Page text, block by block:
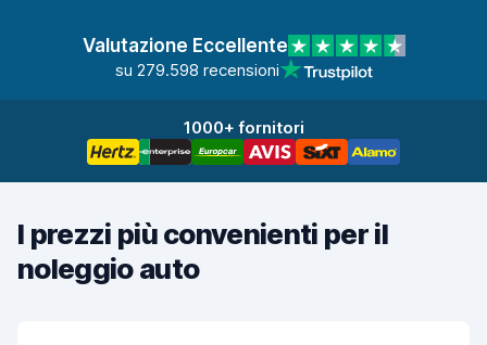
Valutazione Eccellente
su 279.598 recensioni
1000+ fornitori
I prezzi più convenienti per il
noleggio auto